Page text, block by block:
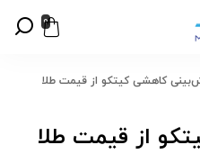
0
کاهشی کیتکو از قیمت طلا
از قیمت طلا